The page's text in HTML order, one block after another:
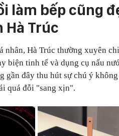
làm bếp cũng
Hà Trúc
nhân, Hà Trúc thường xuyên
biện tinh tế và dụng cụ nấu
gần đây thu hút sự chú ý
quá đỗi "sang xịn".